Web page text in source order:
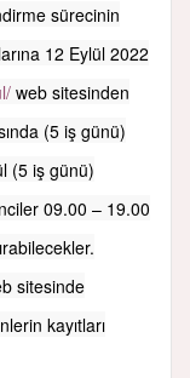
sürecinin
12 Eylül 2022
web sitesinden
(5 iş günü)
(5 iş günü)
09.00 – 19.00
sitesinde
kayıtları